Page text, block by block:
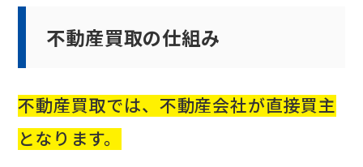
不動産買取の仕組み
不動産買取では、不動産会社が直接買主
となります。